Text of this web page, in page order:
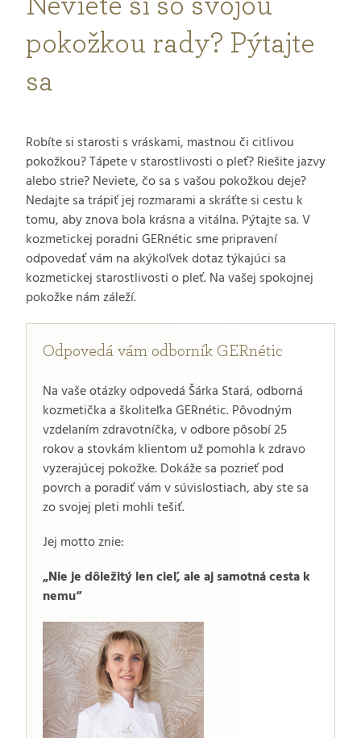
pokožkou rady? Pýtajte
sa
Robíte si starosti s vráskami, mastnou či citlivou
pokožkou? Tápete v starostlivosti o pleť? Riešite jazvy
alebo strie? Neviete, čo sa s vašou pokožkou deje?
Nedajte sa trápiť jej rozmarami a skráťte si cestu k
tomu, aby znova bola krásna a vitálna. Pýtajte sa. V
kozmetickej poradni GERnétic sme pripravení
odpovedať vám na akýkoľvek dotaz týkajúci sa
kozmetickej starostlivosti o pleť. Na vašej spokojnej
pokožke nám záleží.
Odpovedá vám odborník GERnétic
Na vaše otázky odpovedá Šárka Stará, odborná
kozmetička a školiteľka GERnétic. Pôvodným
vzdelaním zdravotníčka, v odbore pôsobí 25
rokov a stovkám klientom už pomohla k zdravo
vyzerajúcej pokožke. Dokáže sa pozrieť pod
povrch a poradiť vám v súvislostiach, aby ste sa
zo svojej pleti mohli tešiť.
Jej motto znie:
„Nie je dôležitý len cieľ, ale aj samotná cesta k
nemu“